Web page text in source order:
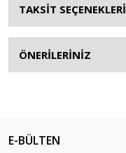
TAKSİT SEÇENEKLERİ
ÖNERİLERİNİZ
E-BÜLTEN